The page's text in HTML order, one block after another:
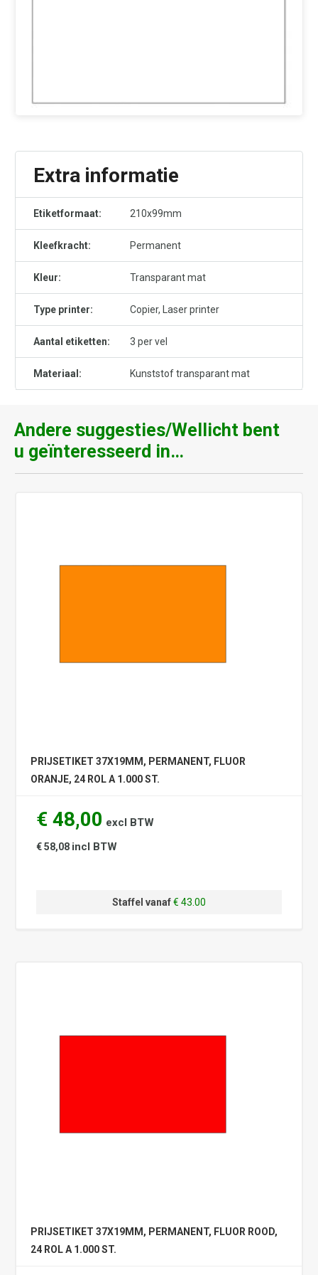
Extra informatie
Etiketformaat: 210x99mm
Kleefkracht: Permanent
Kleur: Transparant mat
Type printer: Copier, Laser printer
Aantal etiketten: 3 per vel
Materiaal: Kunststof transparant mat
Andere suggesties/Wellicht bent
u geïnteresseerd in…
PRIJSETIKET 37X19MM, PERMANENT, FLUOR
ORANJE, 24 ROL A 1.000 ST.
€ 48,00 excl BTW
€ 58,08 incl BTW
Staffel vanaf€ 43.00
PRIJSETIKET 37X19MM, PERMANENT, FLUOR ROOD,
24 ROL A 1.000 ST.